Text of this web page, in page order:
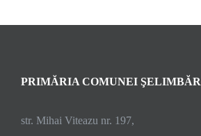
PRIMĂRIA COMUNEI ŞELIMBĂR
str. Mihai Viteazu nr. 197,